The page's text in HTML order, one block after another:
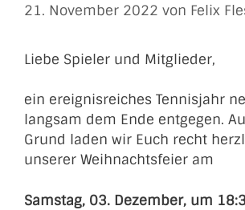
21. November 2022 von Felix
Liebe Spieler und Mitglieder,
ein ereignisreiches Tennisjahr
langsam dem Ende entgegen.
Grund laden wir Euch recht
unserer Weihnachtsfeier am
Samstag, 03. Dezember, um